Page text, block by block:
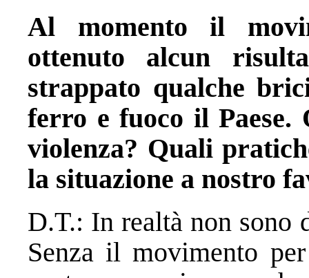
Al momento il
ottenuto alcun
strappato qualche
ferro e fuoco il Paese.
violenza? Quali
la situazione a nostro
D.T.: In realtà non sono
Senza il movimento